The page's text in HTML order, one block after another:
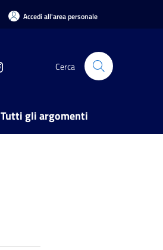
Accedi all'area personale
Cerca
Tutti gli argomenti